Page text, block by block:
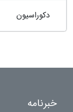
دکوراسیون
خبرنامه